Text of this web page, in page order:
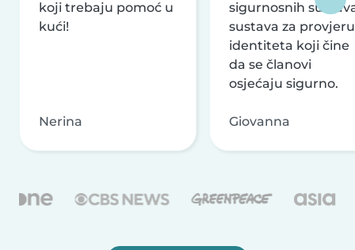
koji trebaju pomoć u
kući!
Nerina
sigurnosnih
sustava za provjeru
identiteta koji čine
da se članovi
osjećaju sigurno.
Giovanna